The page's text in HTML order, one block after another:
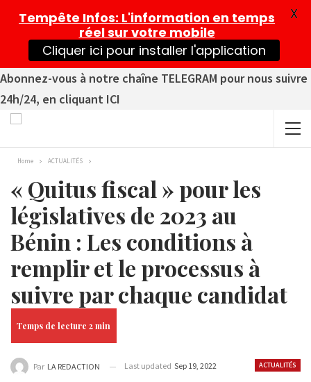
Abonnez-vous à notre chaîne TELEGRAM pour nous suivre
24h/24, en cliquant ICI
Home ACTUALITÉS
« Quitus fiscal » pour les
législatives de 2023 au
Bénin : Les conditions à
remplir et le processus à
suivre par chaque candidat
ACTUALITÉS
Par LA REDACTION Last updated Sep 19, 2022
Tempête Infos: L'information en temps
réel sur votre mobile
Cliquer ici pour installer l'application
X